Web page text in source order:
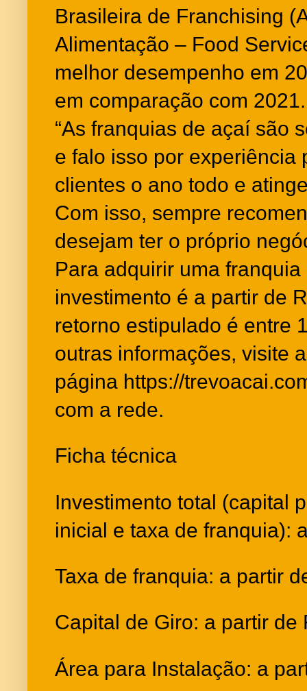
Brasileira de Franchising
Alimentação – Food
melhor desempenho em
em comparação com 2021.
“As franquias de açaí são
e falo isso por experiência
clientes o ano todo e
Com isso, sempre
desejam ter o próprio
Para adquirir uma franquia
investimento é a partir de
retorno estipulado é entre
outras informações, visite a
página https://
com a rede.
Ficha técnica
Investimento total (capital
inicial e taxa de franquia):
Taxa de franquia: a partir
Capital de Giro: a partir de
Área para Instalação: a